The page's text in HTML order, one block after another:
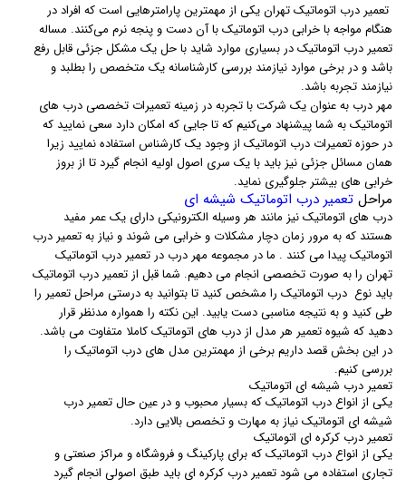
تعمیر درب اتوماتیک تهران یکی از مهمترین پارامترهایی است که افراد در
هنگام مواجه با خرابی درب اتوماتیک با آن دست و پنجه نرم می‌کنند. مساله
تعمیر درب اتوماتیک در بسیاری موارد شاید با حل یک مشکل جزئی قابل رفع
باشد و در برخی موارد نیازمند بررسی کارشناسانه یک متخصص را بطلبد و
نیازمند تجربه باشد.
مهر درب به عنوان یک شرکت با تجربه در زمینه تعمیرات تخصصی درب های
اتوماتیک به شما پیشنهاد می‌کنیم که تا جایی که امکان دارد سعی نمایید که
در حوزه تعمیرات درب اتوماتیک از وجود یک کارشناس استفاده نمایید زیرا
همان مسائل جزئی نیز باید با یک سری اصول اولیه انجام گیرد تا از بروز
خرابی های بیشتر جلوگیری نماید.
مراحل تعمیر درب اتوماتیک شیشه ای
درب های اتوماتیک نیز مانند هر وسیله الکترونیکی دارای یک عمر مفید
هستند که به مرور زمان دچار مشکلات و خرابی می شوند و نیاز به تعمیر درب
اتوماتیک پیدا می کنند . ما در مجموعه مهر درب در تعمیر درب اتوماتیک
تهران را به صورت تخصصی انجام می دهیم. شما قبل از تعمیر درب اتوماتیک
باید نوع درب اتوماتیک را مشخص کنید تا بتوانید به درستی مراحل تعمیر را
طی کنید و به نتیجه مناسبی دست یابید. این نکته را همواره مدنظر قرار
دهید که شیوه تعمیر هر مدل از درب های اتوماتیک کاملا متفاوت می باشد.
در این بخش قصد داریم برخی از مهمترین مدل های درب اتوماتیک را
بررسی کنیم.
تعمیر درب شیشه ای اتوماتیک
یکی از انواع درب اتوماتیک که بسیار محبوب و در عین حال تعمیر درب
شیشه ای اتوماتیک نیاز به مهارت و تخصص بالایی دارد.
تعمیر درب کرکره ای اتوماتیک
یکی از انواع درب اتوماتیک که برای پارکینگ و فروشگاه و مراکز صنعتی و
تجاری استفاده می شود تعمیر درب کرکره ای باید طبق اصولی انجام گیرد